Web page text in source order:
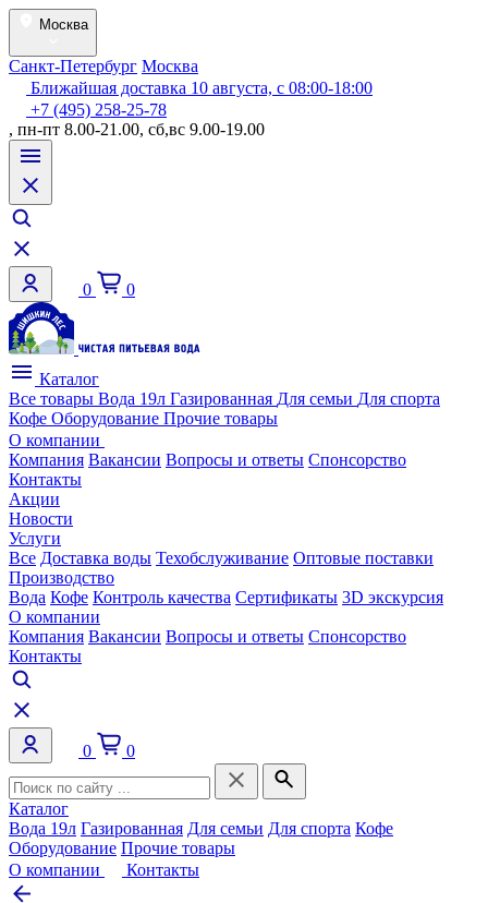
Москва
Санкт-Петербург Москва
Ближайшая доставка 10 августа, с 08:00-18:00
+7 (495) 258-25-78
, пн-пт 8.00-21.00, сб,вс 9.00-19.00
0 0
Каталог
Все товары Вода 19л Газированная Для семьи Для спорта
Кофе Оборудование Прочие товары
О компании
Компания Вакансии Вопросы и ответы Спонсорство
Контакты
Акции
Новости
Услуги
Все Доставка воды Техобслуживание Оптовые поставки
Производство
Вода Кофе Контроль качества Сертификаты 3D экскурсия
О компании
Компания Вакансии Вопросы и ответы Спонсорство
Контакты
0 0
Каталог
Вода 19л Газированная Для семьи Для спорта Кофе
Оборудование Прочие товары
О компании
Контакты